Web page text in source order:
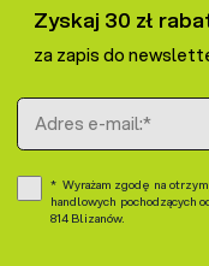
Zyskaj 30 zł
za zapis do
Adres e-mail
Wyrażam zgodę na
handlowych pochodzących
814 Blizanów.